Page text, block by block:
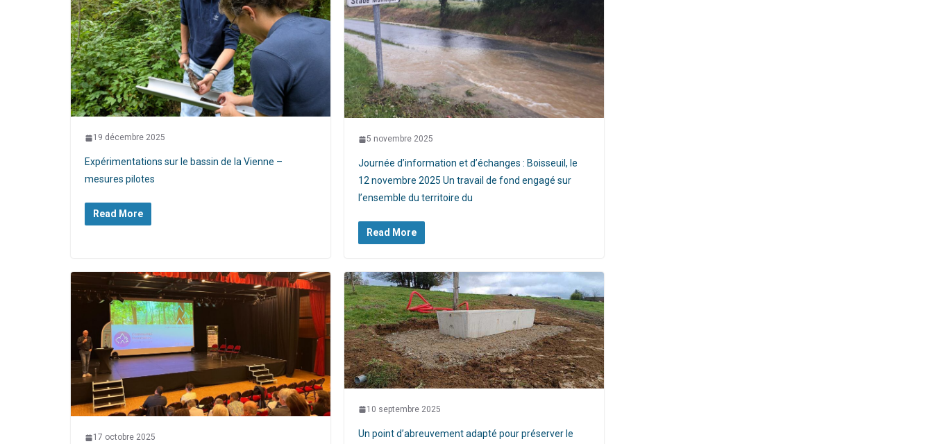
19 décembre 2025
Expérimentations sur le bassin de la Vienne –
mesures pilotes
Read More
5 novembre 2025
Journée d’information et d’échanges : Boisseuil, le
12 novembre 2025 Un travail de fond engagé sur
l’ensemble du territoire du
Read More
17 octobre 2025
10 septembre 2025
Un point d’abreuvement adapté pour préserver le